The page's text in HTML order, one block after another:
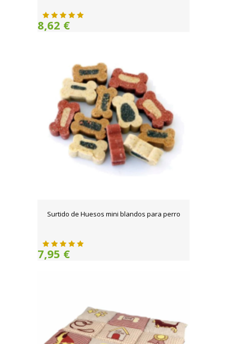
8,62 €
Surtido de Huesos mini blandos para perro
7,95 €